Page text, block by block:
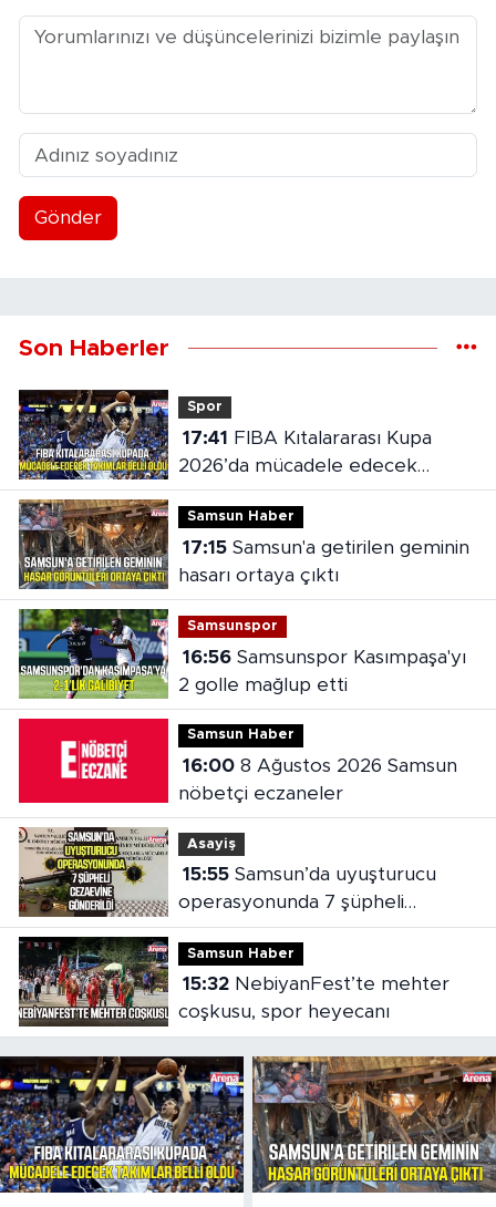
Gönder
Son Haberler
Spor
17:41
2026’da mücadele edecek
takımlar belli oldu
Samsun Haber
17:15Samsun'a getirilen geminin
hasarı ortaya çıktı
Samsunspor
16:56Samsunspor Kasımpaşa'yı
2 golle mağlup etti
Samsun Haber
16:008 Ağustos 2026 Samsun
nöbetçi eczaneler
Asayiş
15:55Samsun’da uyuşturucu
operasyonunda 7 şüpheli
cezaevine gönderildi
Samsun Haber
15:32NebiyanFest’te mehter
coşkusu, spor heyecanı